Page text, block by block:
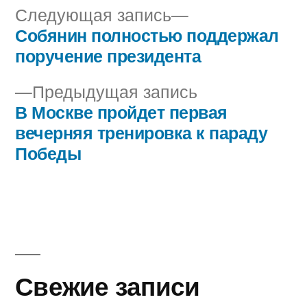
Навигация
записям
Предыдущая запись
запись:
В Москве пройдет первая
вечерняя тренировка к параду
Победы
Следующая запись
Следующая
запись:
Собянин полностью поддержал
поручение президента
Свежие записи